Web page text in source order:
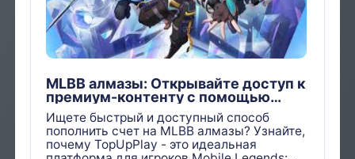
MLBB алмазы: Открывайте доступ к
премиум-контенту с помощью
простых решений для пополнения
счета
Ищете быстрый и доступный способ
пополнить счет на MLBB алмазы? Узнайте,
почему TopUpPlay - это идеальная